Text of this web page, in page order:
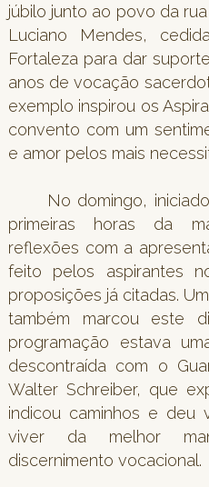
júbilo junto ao povo da
Luciano Mendes,
Fortaleza para dar
anos de vocação
exemplo inspirou os
convento com um
e amor pelos mais
No domingo,
primeiras horas da
reflexões com a
feito pelos aspirantes
proposições já citadas.
também marcou este
programação estava
descontraída com o
Walter Schreiber, que
indicou caminhos e deu
viver da melhor
discernimento vocacional.